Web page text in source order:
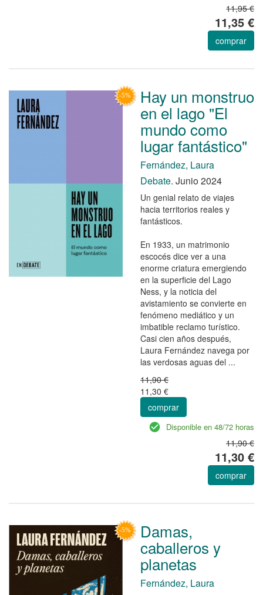
11,95 €
11,35 €
comprar
Hay un monstruo
en el lago "El
mundo como
lugar fantástico"
Fernández, Laura
Debate. Junio 2024
Un genial relato de viajes
hacia territorios reales y
fantásticos.
En 1933, un matrimonio
escocés dice ver a una
enorme criatura emergiendo
en la superficie del Lago
Ness, y la noticia del
avistamiento se convierte en
fenómeno mediático y un
imbatible reclamo turístico.
Casi cien años después,
Laura Fernández navega por
las verdosas aguas del ...
11,90 €
11,30 €
comprar
Disponible en 48/72 horas
11,90 €
11,30 €
comprar
Damas,
caballeros y
planetas
Fernández, Laura